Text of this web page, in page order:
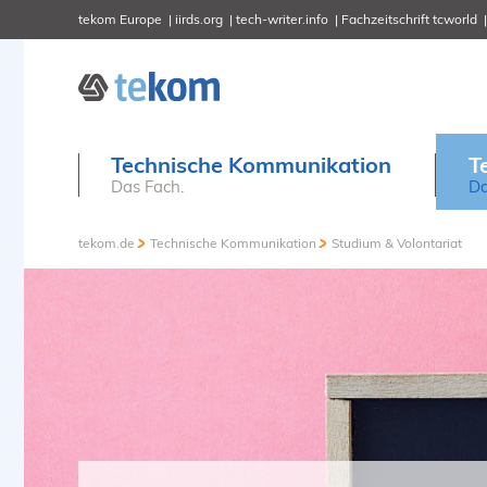
tekom Europe iirds.org tech-writer.info Fachzeitschrift tcworld
Technische Kommunikation
Das Fach.
tekom.de Technische Kommunikation Studium & Volontariat